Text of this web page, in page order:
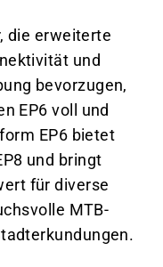
die erweiterte
und
bevorzugen,
EP6 voll und
EP6 bietet
und bringt
für diverse
MTB-